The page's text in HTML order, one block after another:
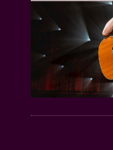
geen
werd
De regie